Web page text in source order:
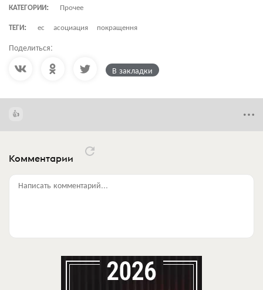
КАТЕГОРИИ:
Прочее
ТЕГИ:
ес асоциация покращення
Поделиться:
В закладки
Комментарии
Написать комментарий...